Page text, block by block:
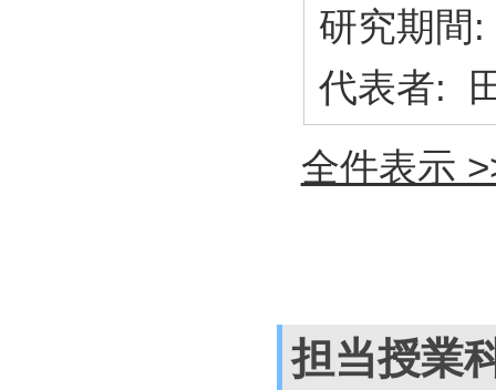
研究期
代表者:
全件表示
担当授業